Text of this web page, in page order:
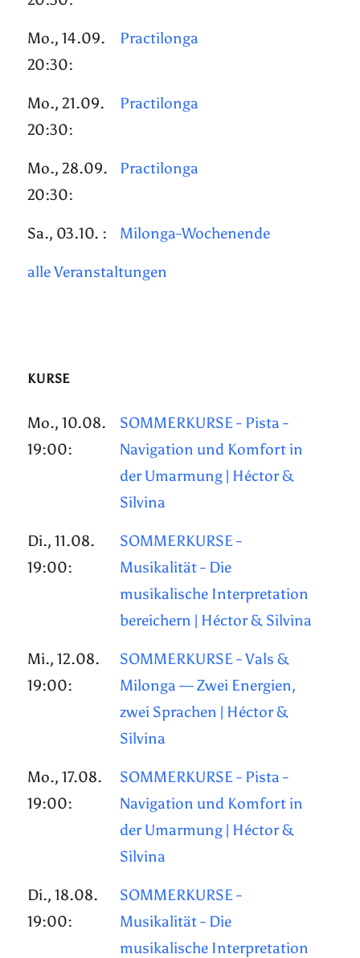
Mo., 14.09.
20:30:
Practilonga
Mo., 21.09.
20:30:
Practilonga
Mo., 28.09.
20:30:
Practilonga
Sa., 03.10. : Milonga-Wochenende
alle Veranstaltungen
KURSE
Mo., 10.08.
19:00:
SOMMERKURSE - Pista -
Navigation und Komfort in
der Umarmung | Héctor &
Silvina
Di., 11.08.
19:00:
SOMMERKURSE -
Musikalität - Die
musikalische Interpretation
bereichern | Héctor & Silvina
Mi., 12.08.
19:00:
SOMMERKURSE - Vals &
Milonga — Zwei Energien,
zwei Sprachen | Héctor &
Silvina
Mo., 17.08.
19:00:
SOMMERKURSE - Pista -
Navigation und Komfort in
der Umarmung | Héctor &
Silvina
Di., 18.08.
19:00:
SOMMERKURSE -
Musikalität - Die
musikalische Interpretation